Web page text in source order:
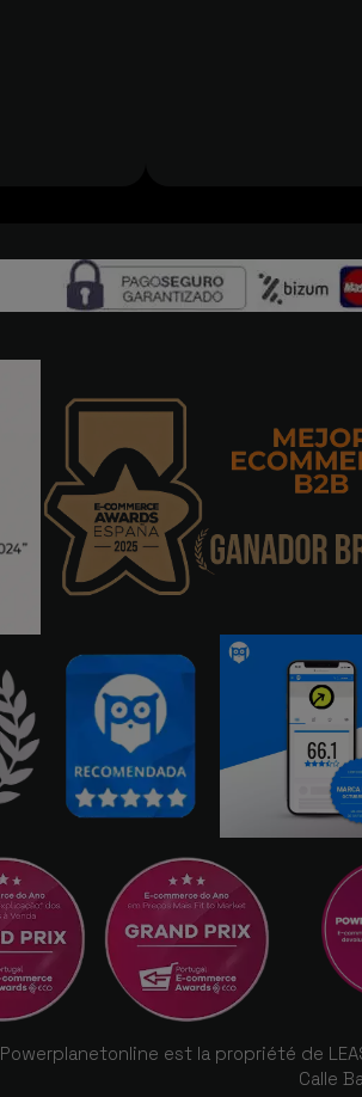
Powerplanetonline est la propriété de
Calle